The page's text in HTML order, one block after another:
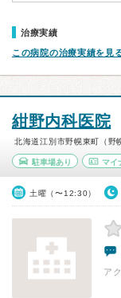
治療実績
この病院の治療実績を見
紺野内科医院
北海道江別市野幌東町（野
駐車場あり マイ
土曜（〜12:30）
ア